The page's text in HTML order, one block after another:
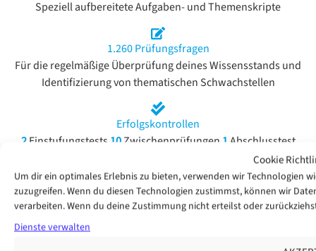
Cookie
Um dir ein optimales Erlebnis zu bieten, verwenden wir Technologien
zuzugreifen. Wenn du diesen Technologien zustimmst, können wir
verarbeiten. Wenn du deine Zustimmung nicht erteilst oder
Dienste verwalten
Speziell aufbereitete Aufgaben- und Themenskripte
1.260 Prüfungsfragen
Für die regelmäßige Überprüfung deines Wissensstands und
Identifizierung von thematischen Schwachstellen
Erfolgskontrollen
2Einstufungstests 10Zwischenprüfungen 1 Abschlusstest
Insgesamt 290 Lerneinheiten
... die Dir rund um die Uhr zur Verfügung stehen, damit du